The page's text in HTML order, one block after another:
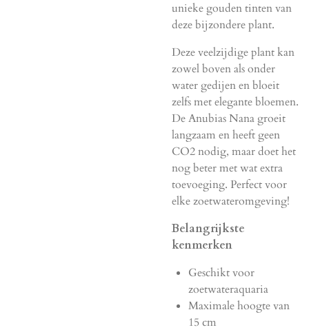
unieke gouden tinten van
deze bijzondere plant.
Deze veelzijdige plant kan
zowel boven als onder
water gedijen en bloeit
zelfs met elegante bloemen.
De Anubias Nana groeit
langzaam en heeft geen
CO2 nodig, maar doet het
nog beter met wat extra
toevoeging. Perfect voor
elke zoetwateromgeving!
Belangrijkste
kenmerken
Geschikt voor
zoetwateraquaria
Maximale hoogte van
15 cm